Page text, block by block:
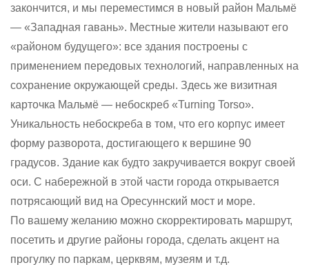
закончится, и мы переместимся в новый район Мальмё
— «Западная гавань». Местные жители называют его
«районом будущего»: все здания построены с
применением передовых технологий, направленных на
сохранение окружающей среды. Здесь же визитная
карточка Мальмё — небоскреб «Turning Torso».
Уникальность небоскреба в том, что его корпус имеет
форму разворота, достигающего к вершине 90
градусов. Здание как будто закручивается вокруг своей
оси. С набережной в этой части города открывается
потрясающий вид на Оресуннский мост и море.
По вашему желанию можно скорректировать маршрут,
посетить и другие районы города, сделать акцент на
прогулку по паркам, церквям, музеям и т.д.